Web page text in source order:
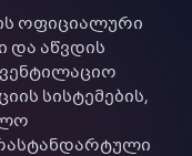
ის ოფიციალური
აწვდის
სისტემების,